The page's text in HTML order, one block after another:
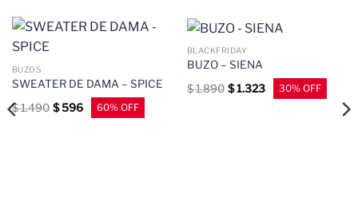
BUZOS
SWEATER DE DAMA – SPICE
$1.490 $596
BLACKFRIDAY
BUZO – SIENA
$1.890 $1.323